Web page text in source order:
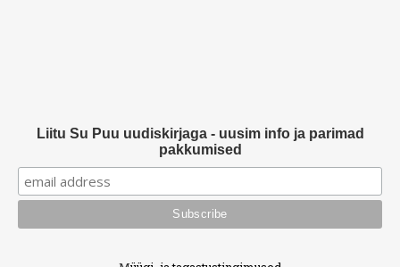
Liitu Su Puu uudiskirjaga - uusim info ja parimad
pakkumised